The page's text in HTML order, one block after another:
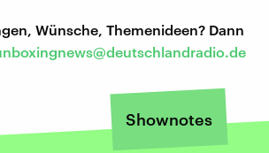
Wünsche, Themenideen? Dann
Shownotes